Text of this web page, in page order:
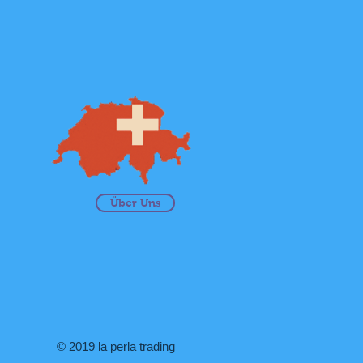
Über Uns
© 2019 la perla trading